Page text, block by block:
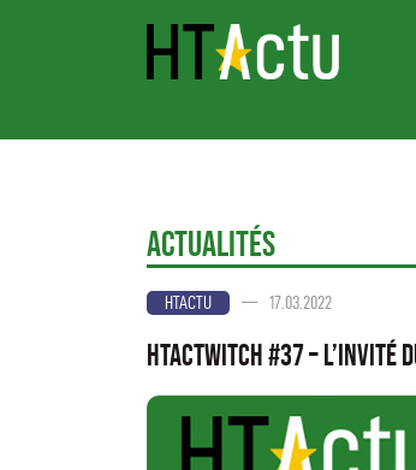
Actualités
HTACTU — 17.03.2022
HTActwitch #37 – L’invité